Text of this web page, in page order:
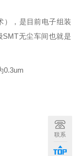
，是目前电子组装
无尘车间也就是
0.3um
联系